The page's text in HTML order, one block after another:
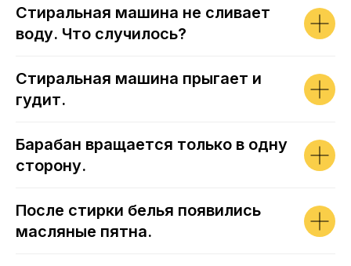
Стиральная машина не сливает
воду. Что случилось?
Стиральная машина прыгает и
гудит.
Барабан вращается только в одну
сторону.
После стирки белья появились
масляные пятна.